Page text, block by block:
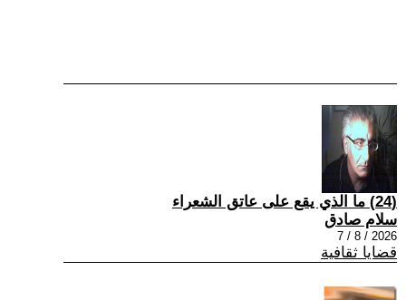
(24) ما الذي يقع على عاتق الشعراء
سلام صادق
2026 / 8 / 7
قضايا ثقافية